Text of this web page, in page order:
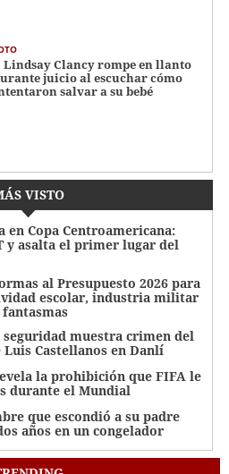
Lindsay Clancy rompe en llanto
juicio al escuchar cómo
salvar a su bebé
VISTO
Copa Centroamericana:
y asalta el primer lugar del
al Presupuesto 2026 para
escolar, industria militar
seguridad muestra crimen del
Castellanos en Danlí
la prohibición que FIFA le
durante el Mundial
que escondió a su padre
años en un congelador